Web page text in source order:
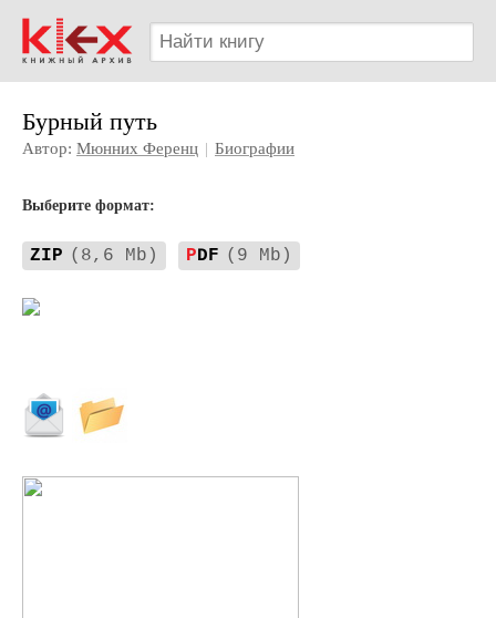
Бурный путь
Автор: Мюнних Ференц | Биографии
Выберите формат:
ZIP (8,6 Mb) PDF (9 Mb)